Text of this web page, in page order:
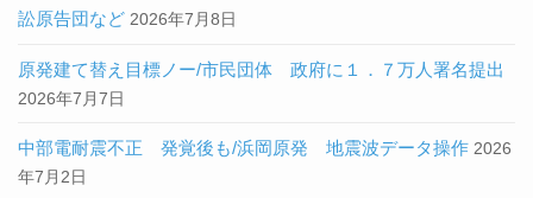
訟原告団など 2026年7月8日
原発建て替え目標ノー/市民団体 政府に１．７万人署名提出
2026年7月7日
中部電耐震不正 発覚後も/浜岡原発 地震波データ操作 2026
年7月2日